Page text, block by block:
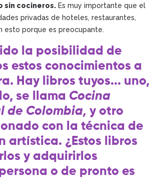
sin cocineros. Es muy importante que el
privadas de hoteles, restaurantes,
esto porque es preocupante.
la posibilidad de
estos conocimientos a
Hay libros tuyos... uno,
se llama Cocina
de Colombia, y otro
con la técnica de
artística. ¿Estos libros
y adquirirlos
o de pronto es